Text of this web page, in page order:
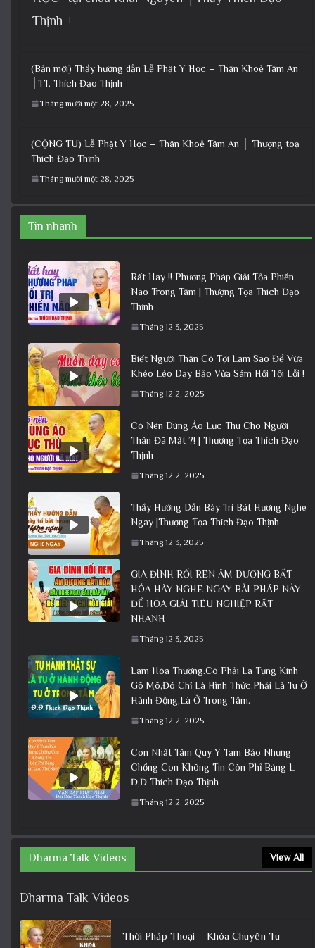
Thịnh +
(Bản mới) Thầy hướng dẫn Lễ Phật Y Học – Thân Khoẻ Tâm An
│TT. Thích Đạo Thịnh
Tháng mười một 28, 2025
(CỘNG TU) Lễ Phật Y Học – Thân Khoẻ Tâm An │ Thượng toạ
Thích Đạo Thịnh
Tháng mười một 28, 2025
Tin nhanh
Rất Hay !! Phương Pháp Giải Tỏa Phiền
Não Trong Tâm | Thượng Tọa Thích Đạo
Thịnh
Tháng 12 3, 2025
Biết Người Thân Có Tội Làm Sao Để Vừa
Khéo Léo Dạy Bảo Vừa Sám Hối Tội Lỗi !
Tháng 12 2, 2025
Có Nên Dùng Áo Lục Thù Cho Người
Thân Đã Mất ?! | Thượng Tọa Thích Đạo
Thịnh
Tháng 12 2, 2025
Thầy Hướng Dẫn Bày Trí Bát Hương Nghe
Ngay |Thượng Tọa Thích Đạo Thịnh
Tháng 12 3, 2025
GIA ĐÌNH RỐI REN ÂM DƯƠNG BẤT
HÓA HÃY NGHE NGAY BÀI PHÁP NÀY
ĐỂ HÓA GIẢI TIÊU NGHIỆP RẤT
NHANH
Tháng 12 3, 2025
Làm Hòa Thượng.Có Phải Là Tụng Kinh
Gõ Mõ,Đó Chỉ Là Hình Thức.Phải Là Tu Ở
Hành Động,Là Ở Trong Tâm.
Tháng 12 2, 2025
Con Nhất Tâm Quy Y Tam Bảo Nhưng
Chồng Con Không Tin Còn Phỉ Báng L
Đ,Đ Thích Đạo Thịnh
Tháng 12 2, 2025
Dharma Talk Videos View All
Dharma Talk Videos
Thời Pháp Thoại – Khóa Chuyên Tu